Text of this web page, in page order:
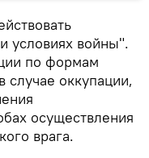
условиях войны".
по формам
случае оккупации,
осуществления
врага.